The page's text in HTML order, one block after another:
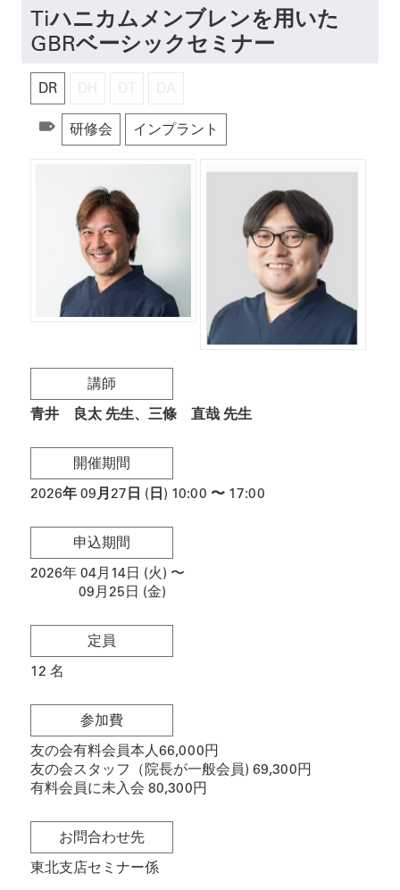
Tiハニカムメンブレンを用いた
GBRベーシックセミナー
DR
研修会 インプラント
講師
青井 良太 先生 三條 直哉 先生
開催期間
2026年 09月27日 (日) 10:00 〜 17:00
申込期間
2026年 04月14日 (火) 〜
09月25日 (金)
定員
12 名
参加費
友の会有料会員本人66,000円
友の会スタッフ（院長が一般会員) 69,300円
有料会員に未入会 80,300円
お問合わせ先
東北支店セミナー係